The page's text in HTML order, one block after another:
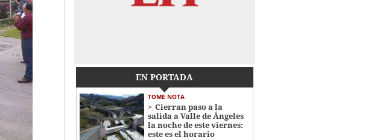
EN PORTADA
TOME NOTA
Cierran paso a la
salida a Valle de Ángeles
la noche de este viernes:
este es el horario